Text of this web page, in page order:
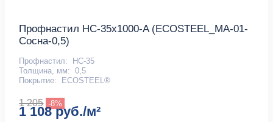
Профнастил НС-35x1000-A (ECOSTEEL_MA-01-
Сосна-0,5)
Профнастил:
НС-35
Толщина, мм: 0,5
Покрытие:
ECOSTEEL®
1 205 -8%
1 108 руб./м²